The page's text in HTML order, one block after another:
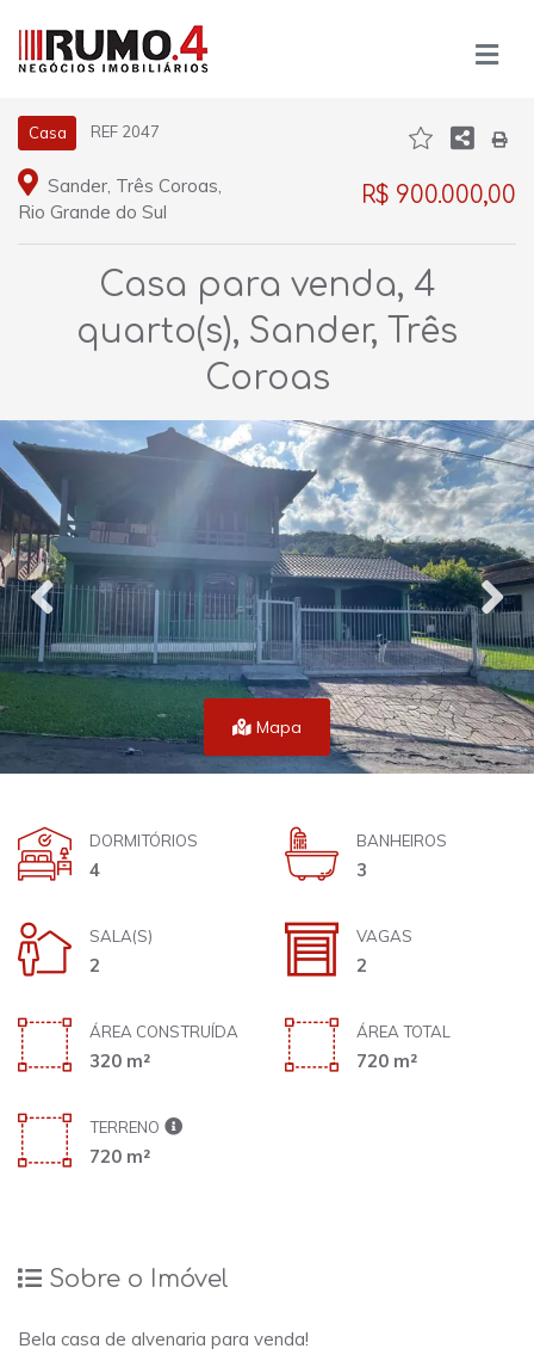
Casa REF 2047
Sander, Três Coroas,
Rio Grande do Sul
R$ 900.000,00
Casa para venda, 4
quarto(s), Sander, Três
Coroas
Mapa
DORMITÓRIOS
4
BANHEIROS
3
SALA(S)
2
VAGAS
2
ÁREA CONSTRUÍDA
320 m²
ÁREA TOTAL
720 m²
TERRENO
720 m²
Sobre o Imóvel
Bela casa de alvenaria para venda!